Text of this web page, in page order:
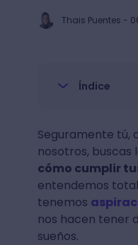
Thais Puentes -
Índice
Seguramente tú,
nosotros, buscas
cómo cumplir
entendemos
tenemos
nos hacen tener
sueños.